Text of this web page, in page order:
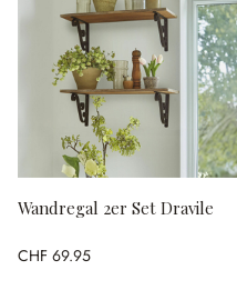
Wandregal 2er Set Dravile
CHF 69.95